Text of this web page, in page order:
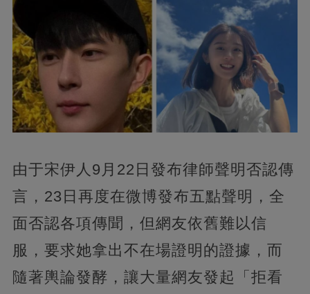
由于宋伊人9月22日發布律師聲明否認傳
言，23日再度在微博發布五點聲明，全
面否認各項傳聞，但網友依舊難以信
服，要求她拿出不在場證明的證據，而
隨著輿論發酵，讓大量網友發起「拒看